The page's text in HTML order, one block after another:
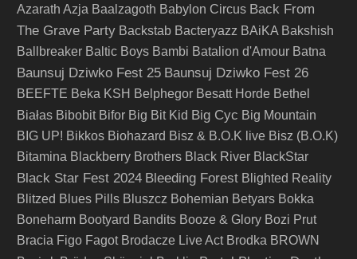
Azarath Azja Baalzagoth Babylon Circus Back From
The Grave Party Backstab Bacteryazz BAiKA Bakshish
Ballbreaker Baltic Boys Bambi Batalion d'Amour Batna
Baunsuj Dziwko Fest 25 Baunsuj Dziwko Fest 26
BEEFTE Beka KSH Belphegor Besatt Horde Bethel
Białas Bibobit Bifor Big Bit Kid Big Cyc Big Mountain
BIG UP! Bikkos Biohazard Bisz & B.O.K live Bisz (B.O.K)
Bitamina Blackberry Brothers Black River BlackStar
Black Star Fest 2024 Bleeding Forest Blighted Reality
Blitzed Blues Pills Bluszcz Bohemian Betyars Bokka
Boneharm Bootyard Bandits Booze & Glory Bozi Prut
Bracia Figo Fagot Brodacze Live Act Brodka BROWN